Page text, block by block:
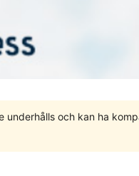
underhålls och kan ha